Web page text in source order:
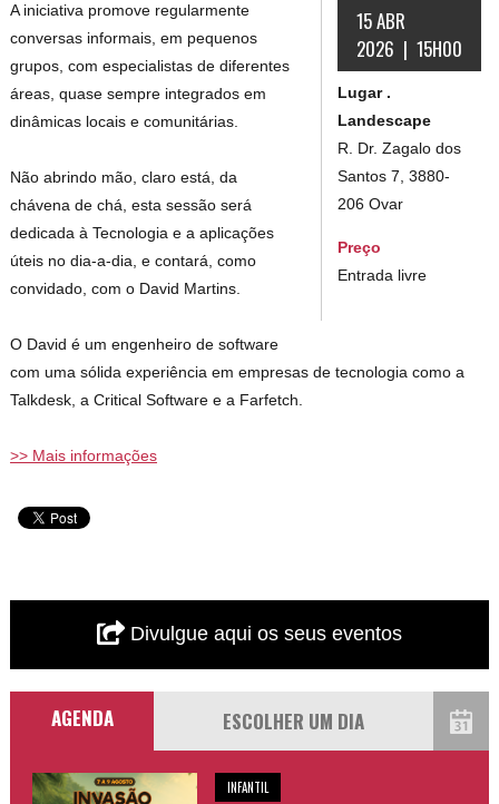
15 ABR
2026 | 15H00
Lugar .
Landescape
R. Dr. Zagalo dos
Santos 7, 3880-
206 Ovar
Preço
Entrada livre
A iniciativa promove regularmente
conversas informais, em pequenos
grupos, com especialistas de diferentes
áreas, quase sempre integrados em
dinâmicas locais e comunitárias.
Não abrindo mão, claro está, da
chávena de chá, esta sessão será
dedicada à Tecnologia e a aplicações
úteis no dia-a-dia, e contará, como
convidado, com o David Martins.
O David é um engenheiro de software
com uma sólida experiência em empresas de tecnologia como a
Talkdesk, a Critical Software e a Farfetch.
>> Mais informações
Divulgue aqui os seus eventos
AGENDA
INFANTIL